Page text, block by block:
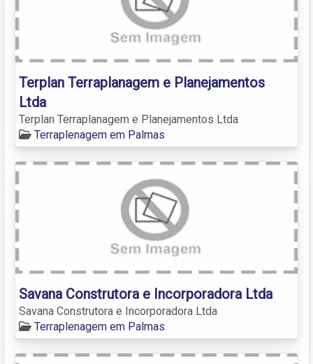
Terplan Terraplanagem e Planejamentos
Ltda
Terplan Terraplanagem e Planejamentos Ltda
Terraplenagem em Palmas
Savana Construtora e Incorporadora Ltda
Savana Construtora e Incorporadora Ltda
Terraplenagem em Palmas